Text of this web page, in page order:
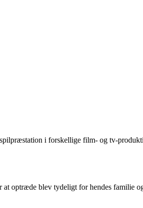
i forskellige film- og tv-
optræde blev tydeligt for hendes familie